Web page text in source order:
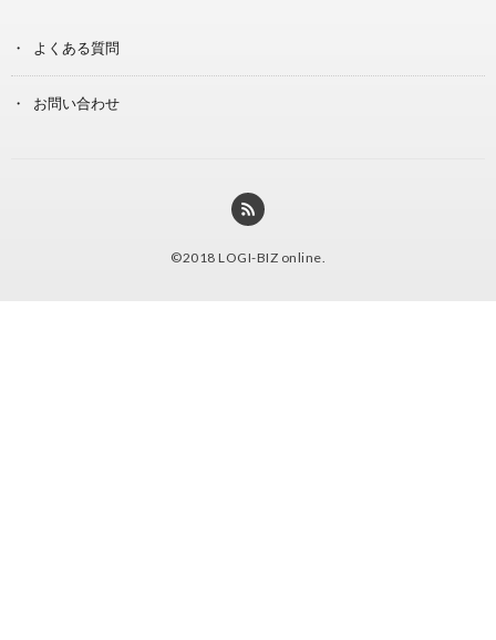
よくある質問
お問い合わせ
©2018 LOGI-BIZ online.